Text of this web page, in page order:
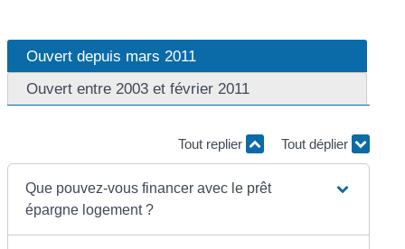
Ouvert depuis mars 2011
Ouvert entre 2003 et février 2011
Tout replier Tout déplier
Que pouvez-vous financer avec le prêt
épargne logement ?